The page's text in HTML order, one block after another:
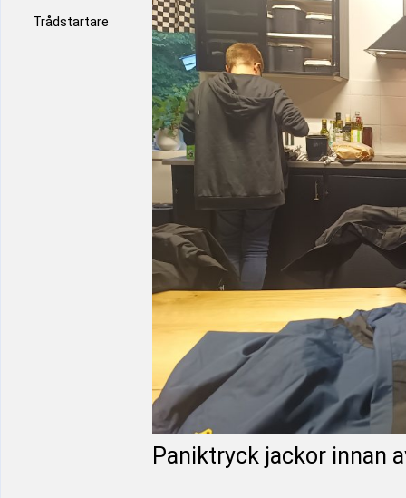
Trådstartare
Paniktryck jackor innan